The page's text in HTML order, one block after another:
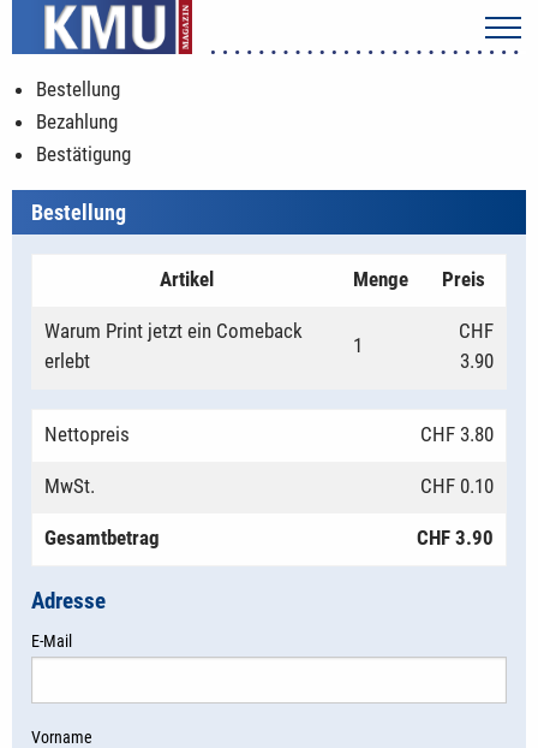
Bestellung
Bezahlung
Bestätigung
Bestellung
Artikel Menge Preis
Warum Print jetzt ein Comeback
erlebt
1
CHF
3.90
Nettopreis CHF 3.80
MwSt. CHF 0.10
Gesamtbetrag CHF 3.90
Adresse
E-Mail
Vorname